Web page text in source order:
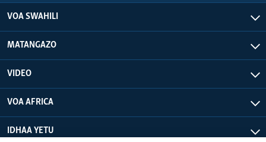
VOA SWAHILI
MATANGAZO
VIDEO
VOA AFRICA
IDHAA YETU